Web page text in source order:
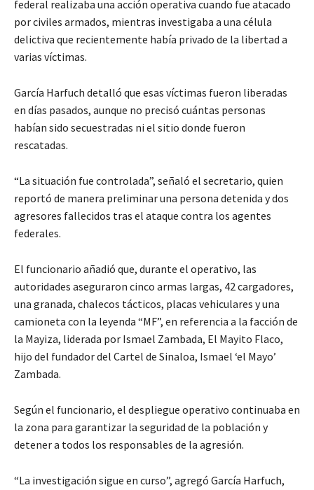
federal realizaba una acción operativa cuando fue atacado
por civiles armados, mientras investigaba a una célula
delictiva que recientemente había privado de la libertad a
varias víctimas.
García Harfuch detalló que esas víctimas fueron liberadas
en días pasados, aunque no precisó cuántas personas
habían sido secuestradas ni el sitio donde fueron
rescatadas.
“La situación fue controlada”, señaló el secretario, quien
reportó de manera preliminar una persona detenida y dos
agresores fallecidos tras el ataque contra los agentes
federales.
El funcionario añadió que, durante el operativo, las
autoridades aseguraron cinco armas largas, 42 cargadores,
una granada, chalecos tácticos, placas vehiculares y una
camioneta con la leyenda “MF”, en referencia a la facción de
la Mayiza, liderada por Ismael Zambada, El Mayito Flaco,
hijo del fundador del Cartel de Sinaloa, Ismael ‘el Mayo’
Zambada.
Según el funcionario, el despliegue operativo continuaba en
la zona para garantizar la seguridad de la población y
detener a todos los responsables de la agresión.
“La investigación sigue en curso”, agregó García Harfuch,